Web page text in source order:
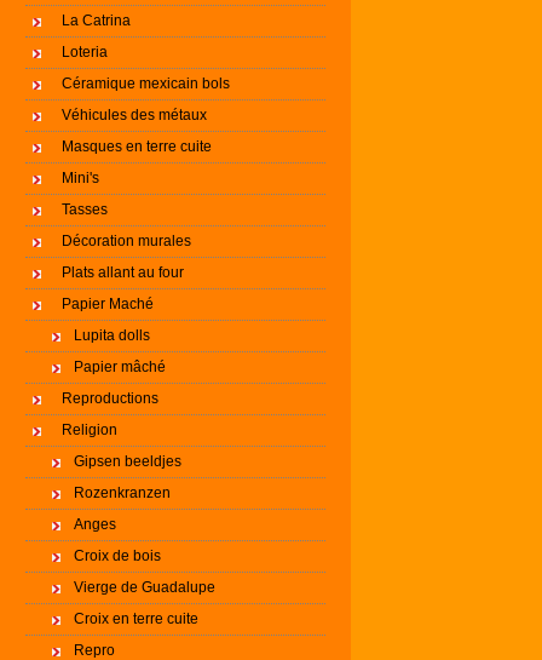
La Catrina
Loteria
Céramique mexicain bols
Véhicules des métaux
Masques en terre cuite
Mini's
Tasses
Décoration murales
Plats allant au four
Papier Maché
Lupita dolls
Papier mâché
Reproductions
Religion
Gipsen beeldjes
Rozenkranzen
Anges
Croix de bois
Vierge de Guadalupe
Croix en terre cuite
Repro